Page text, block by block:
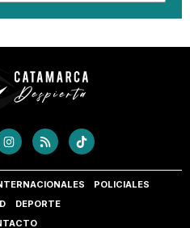
POLICIALES
DEPORTE